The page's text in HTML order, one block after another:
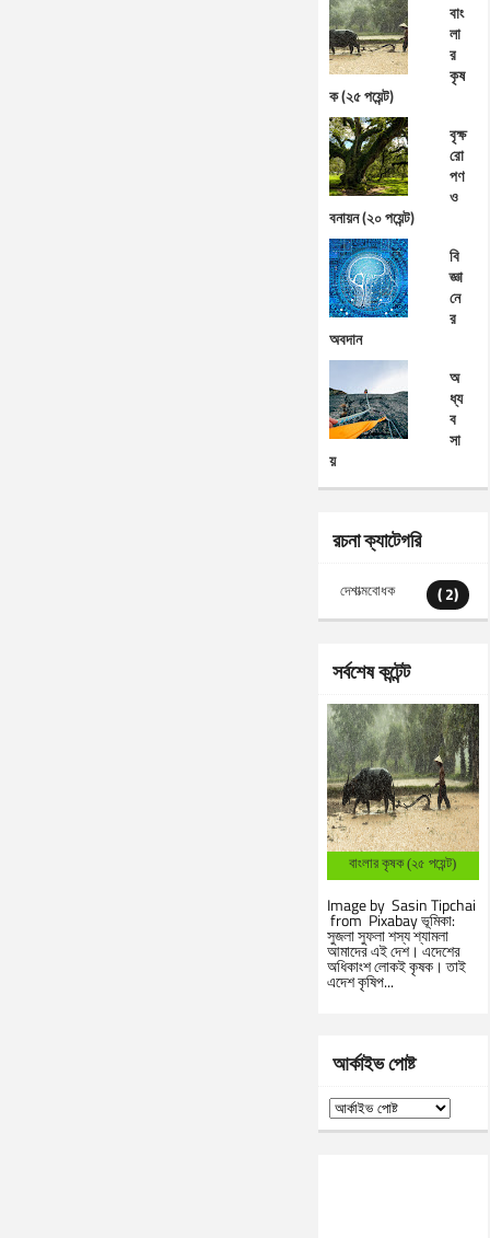
বাং
লা
র
কৃষ
ক (২৫ পয়েন্ট)
বৃক্ষ
রো
পণ
ও
বনায়ন (২০ পয়েন্ট)
বি
জ্ঞা
নে
র
অবদান
অ
ধ্য
ব
সা
য়
রচনা ক্যাটেগরি
দেশাত্মবোধক ( 2)
সর্বশেষ কন্টেন্ট
বাংলার কৃষক (২৫ পয়েন্ট)
Image by Sasin Tipchai
from Pixabay ভূমিকা:
সুজলা সুফলা শস্য শ্যামলা
আমাদের এই দেশ। এদেশের
অধিকাংশ লোকই কৃষক। তাই
এদেশ কৃষিপ...
আর্কাইভ পোষ্ট